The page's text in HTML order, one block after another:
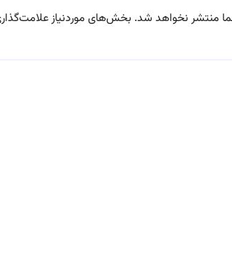
منتشر نخواهد شد. بخش‌های موردنیاز